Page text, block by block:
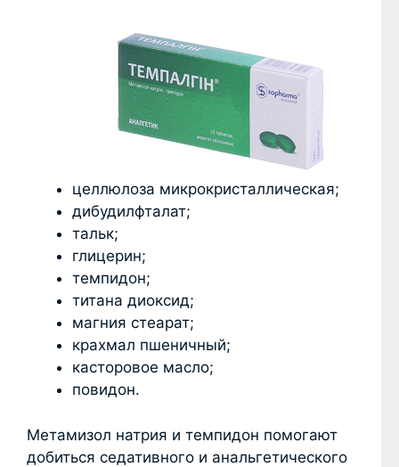
целлюлоза микрокристаллическая;
дибудилфталат;
тальк;
глицерин;
темпидон;
титана диоксид;
магния стеарат;
крахмал пшеничный;
касторовое масло;
повидон.
Метамизол натрия и темпидон помогают
добиться седативного и анальгетического